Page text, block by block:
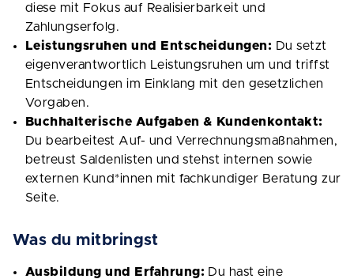
diese mit Fokus auf Realisierbarkeit und
Zahlungserfolg.
Leistungsruhen und Entscheidungen: Du setzt
eigenverantwortlich Leistungsruhen um und triffst
Entscheidungen im Einklang mit den gesetzlichen
Vorgaben.
Buchhalterische Aufgaben & Kundenkontakt:
Du bearbeitest Auf- und Verrechnungsmaßnahmen,
betreust Saldenlisten und stehst internen sowie
externen Kund*innen mit fachkundiger Beratung zur
Seite.
Was du mitbringst
Ausbildung und Erfahrung: Du hast eine